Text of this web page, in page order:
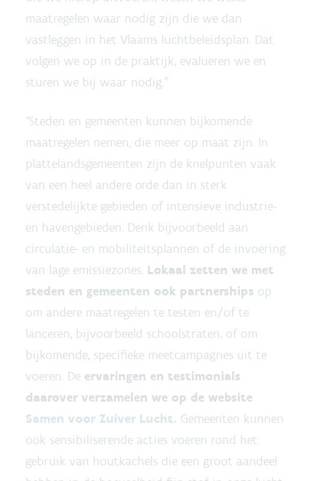
maatregelen waar nodig zijn die we dan
vastleggen in het Vlaams luchtbeleidsplan. Dat
volgen we op in de praktijk, evalueren we en
sturen we bij waar nodig.”
“Steden en gemeenten kunnen bijkomende
maatregelen nemen, die meer op maat zijn. In
plattelandsgemeenten zijn de knelpunten vaak
van een heel andere orde dan in sterk
verstedelijkte gebieden of intensieve industrie-
en havengebieden. Denk bijvoorbeeld aan
circulatie- en mobiliteitsplannen of de invoering
van lage emissiezones. Lokaal zetten we met
steden en gemeenten ook partnerships op
om andere maatregelen te testen en/of te
lanceren, bijvoorbeeld schoolstraten, of om
bijkomende, specifieke meetcampagnes uit te
voeren. De ervaringen en testimonials
daarover verzamelen we op de website
Samen voor Zuiver Lucht. Gemeenten kunnen
ook sensibiliserende acties voeren rond het
gebruik van houtkachels die een groot aandeel